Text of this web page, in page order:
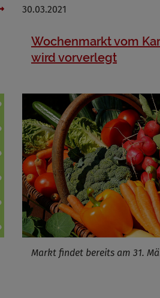
30.03.2021
Wochenmarkt vom
wird vorverlegt
Markt findet bereits am 31.